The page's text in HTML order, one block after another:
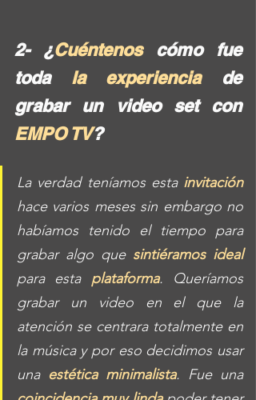
2- ¿Cuéntenos cómo fue
toda la experiencia de
grabar un video set con
EMPO TV?
La verdad teníamos esta invitación
hace varios meses sin embargo no
habíamos tenido el tiempo para
grabar algo que sintiéramos ideal
para esta plataforma. Queríamos
grabar un video en el que la
atención se centrara totalmente en
la música y por eso decidimos usar
una estética minimalista
. Fue una